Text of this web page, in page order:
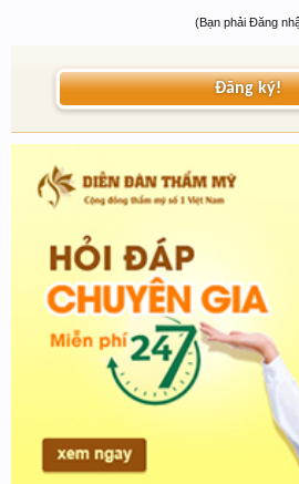
(Bạn phải Đăng
Đăng ký!